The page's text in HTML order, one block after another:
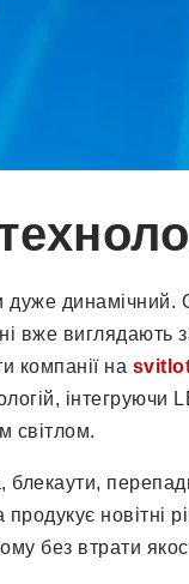
дуже
вже виглядають
компанії на
світлом.
блекаути,
новітні
без втрати